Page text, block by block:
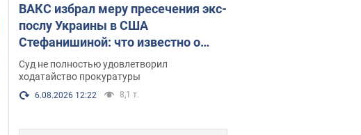
ВАКС избрал меру пресечения экс-
послу Украины в США
Стефанишиной: что известно о
деле
Суд не полностью удовлетворил
ходатайство прокуратуры
6.08.2026 12:22 8,1 т.